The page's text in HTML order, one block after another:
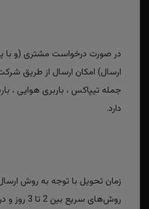
در صورت درخواست مشتری (و با
ارسال) امکان ارسال از طریق
جمله تیپاکس ، باربری هوایی ،
دارد.
زمان تحویل با توجه به روش